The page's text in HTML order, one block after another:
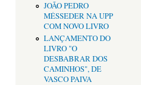
JOÃO PEDRO
MÉSSEDER NA UPP
COM NOVO LIVRO
LANÇAMENTO DO
LIVRO "O
DESBABRAR DOS
CAMINHOS", DE
VASCO PAIVA